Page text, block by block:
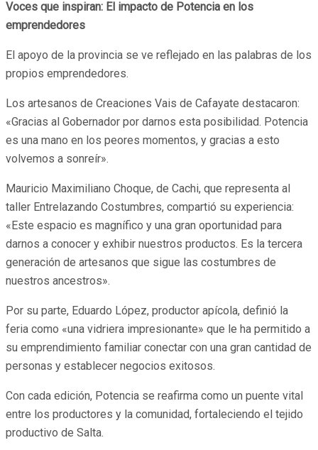
Voces que inspiran: El impacto de Potencia en los
emprendedores
El apoyo de la provincia se ve reflejado en las palabras de los
propios emprendedores.
Los artesanos de Creaciones Vais de Cafayate destacaron:
«Gracias al Gobernador por darnos esta posibilidad. Potencia
es una mano en los peores momentos, y gracias a esto
volvemos a sonreír».
Mauricio Maximiliano Choque, de Cachi, que representa al
taller Entrelazando Costumbres, compartió su experiencia:
«Este espacio es magnífico y una gran oportunidad para
darnos a conocer y exhibir nuestros productos. Es la tercera
generación de artesanos que sigue las costumbres de
nuestros ancestros».
Por su parte, Eduardo López, productor apícola, definió la
feria como «una vidriera impresionante» que le ha permitido a
su emprendimiento familiar conectar con una gran cantidad de
personas y establecer negocios exitosos.
Con cada edición, Potencia se reafirma como un puente vital
entre los productores y la comunidad, fortaleciendo el tejido
productivo de Salta.